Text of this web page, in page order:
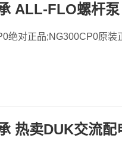
ALL-FLO螺杆泵
绝对正品;NG300CP0原装
热卖DUK交流配